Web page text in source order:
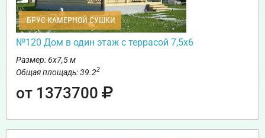
БРУС КАМЕРНОЙ СУШКИ
№120 Дом в один этаж с террасой 7,5х6
Размер: 6х7,5 м
Общая площадь: 39.22
от 1373700